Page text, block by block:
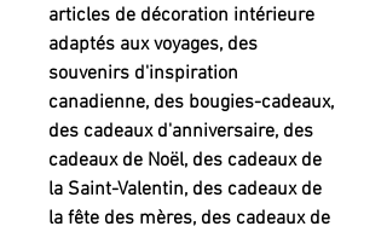
articles de décoration intérieure
adaptés aux voyages, des
souvenirs d'inspiration
canadienne, des bougies-cadeaux,
des cadeaux d'anniversaire, des
cadeaux de Noël, des cadeaux de
la Saint-Valentin, des cadeaux de
la fête des mères, des cadeaux de